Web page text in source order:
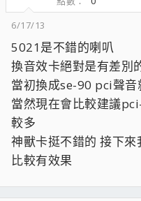
6/17/13
5021是不錯的喇叭
換音效卡絕對是有差別
當初換成se-90 pci聲音
當然現在會比較建議
較多
神獸卡挺不錯的 接下
比較有效果